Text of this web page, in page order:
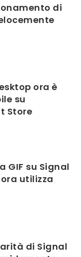
di
ora è
su
Store
GIF su Signal
utilizza
di Signal